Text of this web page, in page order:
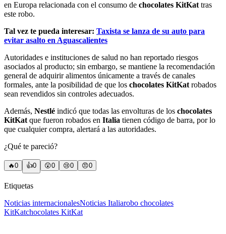
en Europa relacionada con el consumo de chocolates KitKat tras
este robo.
Tal vez te pueda interesar: Taxista se lanza de su auto para
evitar asalto en Aguascalientes
Autoridades e instituciones de salud no han reportado riesgos
asociados al producto; sin embargo, se mantiene la recomendación
general de adquirir alimentos únicamente a través de canales
formales, ante la posibilidad de que los chocolates KitKat robados
sean revendidos sin controles adecuados.
Además, Nestlé indicó que todas las envolturas de los chocolates
KitKat que fueron robados en Italia tienen código de barra, por lo
que cualquier compra, alertará a las autoridades.
¿Qué te pareció?
🔥0 👍0 😲0 😢0 😠0
Etiquetas
Noticias internacionalesNoticias Italiarobo chocolates
KitKatchocolates KitKat